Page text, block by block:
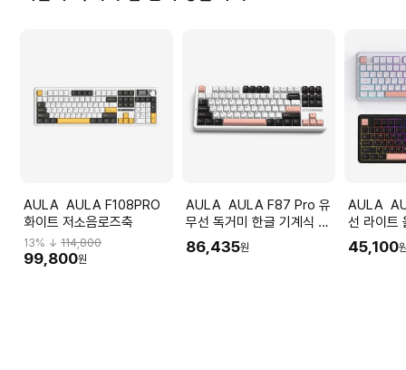
AULA AULA F108PRO
화이트 저소음로즈축
13% ↓ 114,800
99,800원
AULA AULA F87 Pro 유
무선 독거미 한글 기계식 키
보드 펀키스 국내 정품 올리
비아 화이트, 저소음 솜사탕
86,435원
AULA AULA F87 Pro 유
선 라이트
LEOBOG
한글 기계식
45,100